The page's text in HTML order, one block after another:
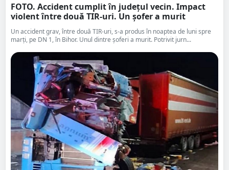
FOTO. Accident cumplit în județul vecin. Impact
violent între două TIR-uri. Un șofer a murit
Un accident grav, între două TIR-uri, s-a produs în noaptea de luni spre
marți, pe DN 1, în Bihor. Unul dintre șoferi a murit. Potrivit jurn...